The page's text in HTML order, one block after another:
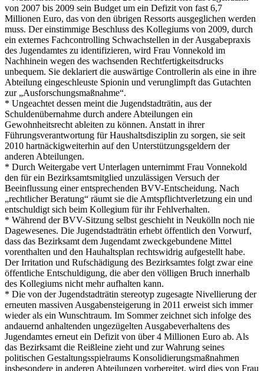
von 2007 bis 2009 sein Budget um ein Defizit von fast 6,7
Millionen Euro, das von den übrigen Ressorts ausgeglichen werden
muss. Der einstimmige Beschluss des Kollegiums von 2009, durch
ein externes Fachcontrolling Schwachstellen in der Ausgabepraxis
des Jugendamtes zu identifizieren, wird Frau Vonnekold im
Nachhinein wegen des wachsenden Rechtfertigkeitsdrucks
unbequem. Sie deklariert die auswärtige Controllerin als eine in ihre
Abteilung eingeschleuste Spionin und verunglimpft das Gutachten
zur „Ausforschungsmaßnahme“.
* Ungeachtet dessen meint die Jugendstadträtin, aus der
Schuldenübernahme durch andere Abteilungen ein
Gewohnheitsrecht ableiten zu können. Anstatt in ihrer
Führungsverantwortung für Haushaltsdisziplin zu sorgen, sie seit
2010 hartnäckigweiterhin auf den Unterstützungsgeldern der
anderen Abteilungen.
* Durch Weitergabe vert Unterlagen unternimmt Frau Vonnekold
den für ein Bezirksamtsmitglied unzulässigen Versuch der
Beeinflussung einer entsprechenden BVV-Entscheidung. Nach
„rechtlicher Beratung“ räumt sie die Amtspflichtverletzung ein und
entschuldigt sich beim Kollegium für ihr Fehlverhalten.
* Während der BVV-Sitzung selbst geschieht in Neukölln noch nie
Dagewesenes. Die Jugendstadträtin erhebt öffentlich den Vorwurf,
dass das Bezirksamt dem Jugendamt zweckgebundene Mittel
vorenthalten und den Hauhaltsplan rechtswidrig aufgestellt habe.
Der Irritation und Rufschädigung des Bezirksamtes folgt zwar eine
öffentliche Entschuldigung, die aber den völligen Bruch innerhalb
des Kollegiums nicht mehr aufhalten kann.
* Die von der Jugendstadträtin stereotyp zugesagte Nivellierung der
erneuten massiven Ausgabensteigerung in 2011 erweist sich immer
wieder als ein Wunschtraum. Im Sommer zeichnet sich infolge des
andauernd anhaltenden ungezügelten Ausgabeverhaltens des
Jugendamtes erneut ein Defizit von über 4 Millionen Euro ab. Als
das Bezirksamt die Reißleine zieht und zur Wahrung seines
politischen Gestaltungsspielraums Konsolidierungsmaßnahmen
insbesondere in anderen Abteilungen vorbereitet, wird dies von Frau